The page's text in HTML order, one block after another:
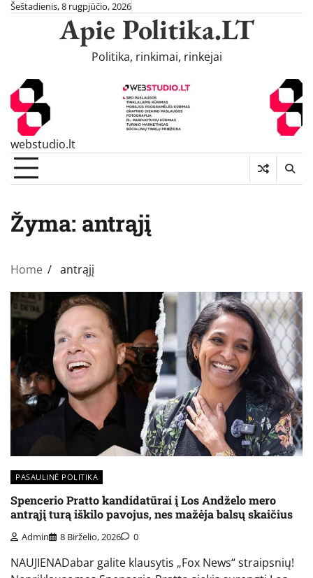
SkipŠeštadienis, 8 rugpjūčio, 2026
Apie Politika.LT
Politika, rinkimai, rinkejai
webstudio.lt
Žyma: antrąjį
Home antrąjį
PASAULINĖ POLITIKA
Spencerio Pratto kandidatūrai į Los Andželo mero
antrąjį turą iškilo pavojus, nes mažėja balsų skaičius
Admin 8 Birželio, 2026 0
NAUJIENADabar galite klausytis „Fox News“ straipsnių!